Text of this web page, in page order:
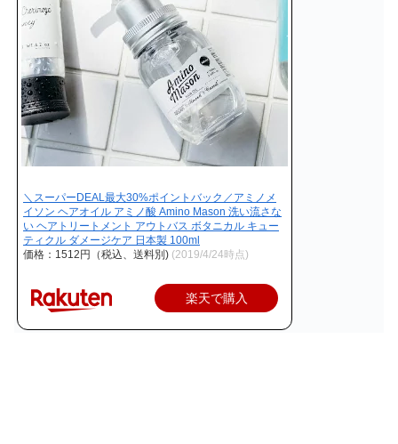
＼スーパーDEAL最大30%ポイントバック／アミノメ
イソン ヘアオイル アミノ酸 Amino Mason 洗い流さな
い ヘアトリートメント アウトバス ボタニカル キュー
ティクル ダメージケア 日本製 100ml
価格：1512円（税込、送料別) (2019/4/24時点)
楽天で購入